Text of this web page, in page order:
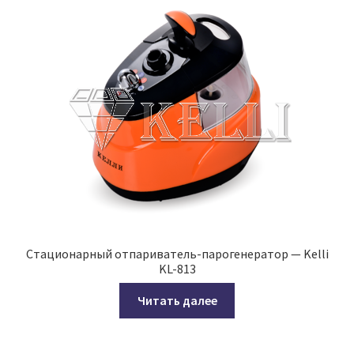
Стационарный отпариватель-парогенератор — Kelli
KL-813
Читать далее